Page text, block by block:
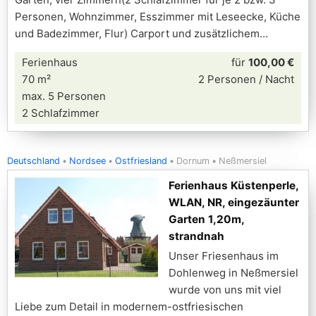
Personen, Wohnzimmer, Esszimmer mit Leseecke, Küche
und Badezimmer, Flur) Carport und zusätzlichem
Ferienhaus
70 m²
max. 5 Personen
2 Schlafzimmer
für 100,00 €
2 Personen / Nacht
Deutschland Nordsee Ostfriesland Dornum Neßmersiel
Ferienhaus Küstenperle,
WLAN, NR, eingezäunter
Garten 1,20m,
strandnah
Unser Friesenhaus im
Dohlenweg in Neßmersiel
wurde von uns mit viel
Liebe zum Detail in modernem-ostfriesischen